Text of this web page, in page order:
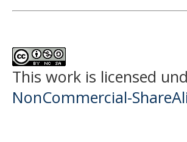
This work is licensed
NonCommercial-